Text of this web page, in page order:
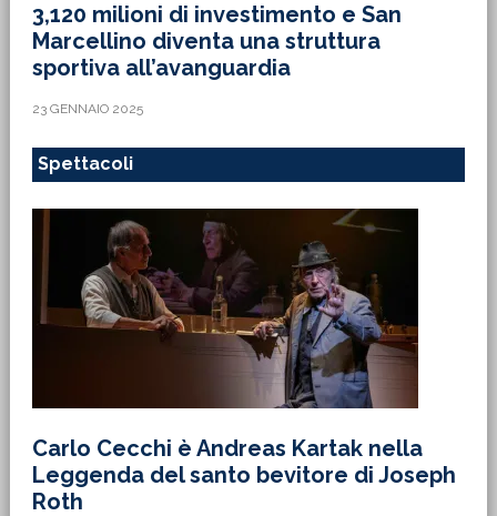
3,120 milioni di investimento e San
Marcellino diventa una struttura
sportiva all’avanguardia
23 GENNAIO 2025
Spettacoli
Carlo Cecchi è Andreas Kartak nella
Leggenda del santo bevitore di Joseph
Roth